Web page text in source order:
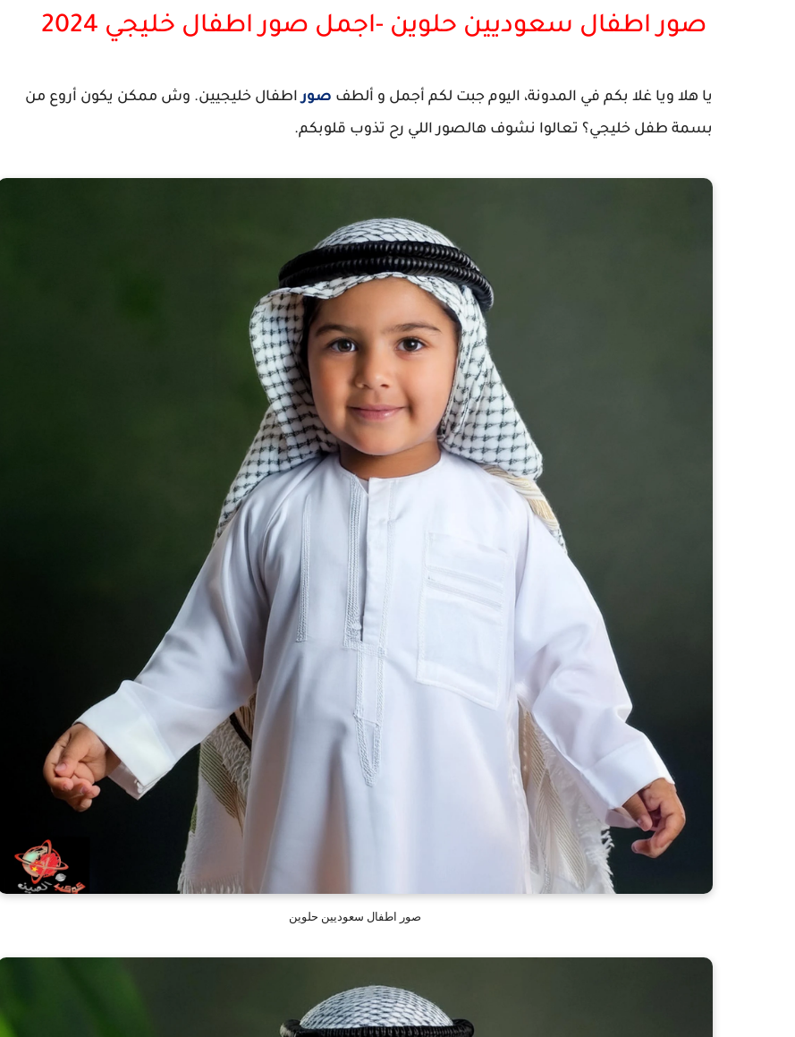
صور اطفال سعوديين حلوين -اجمل صور اطفال خليجي 2024
يا هلا ويا غلا بكم في المدونة، اليوم جبت لكم أجمل و ألطف صوراطفال خليجيين. وش ممكن يكون أروع من
بسمة طفل خليجي؟ تعالوا نشوف هالصور اللي رح تذوب قلوبكم.
صور اطفال سعوديين حلوين